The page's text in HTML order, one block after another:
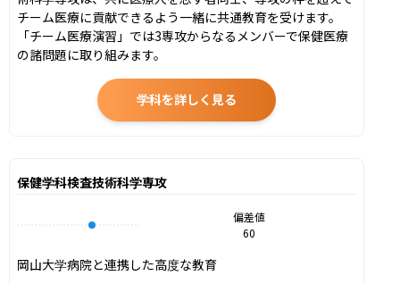
チーム医療に貢献できるよう一緒に共通教育を受けます。
「チーム医療演習」では3専攻からなるメンバーで保健医療
の諸問題に取り組みます。
学科を詳しく見る
保健学科検査技術科学専攻
偏差値
60
岡山大学病院と連携した高度な教育